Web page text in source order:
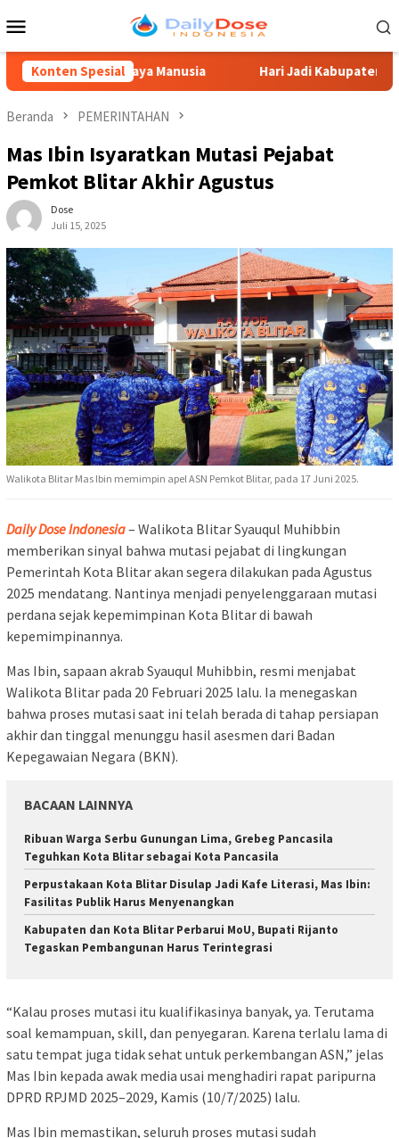
ke
Mobile
Konten Spesial
Daya Manusia Hari Jadi Kabupaten Blitar 702,
Beranda PEMERINTAHAN
Mas Ibin Isyaratkan Mutasi Pejabat
Pemkot Blitar Akhir Agustus
Dose
Juli 15, 2025
Walikota Blitar Mas Ibin memimpin apel ASN Pemkot Blitar, pada 17 Juni 2025.
Daily Dose Indonesia– Walikota Blitar Syauqul Muhibbin
memberikan sinyal bahwa mutasi pejabat di lingkungan
Pemerintah Kota Blitar akan segera dilakukan pada Agustus
2025 mendatang. Nantinya menjadi penyelenggaraan mutasi
perdana sejak kepemimpinan Kota Blitar di bawah
kepemimpinannya.
Mas Ibin, sapaan akrab Syauqul Muhibbin, resmi menjabat
Walikota Blitar pada 20 Februari 2025 lalu. Ia menegaskan
bahwa proses mutasi saat ini telah berada di tahap persiapan
akhir dan tinggal menunggu hasil asesmen dari Badan
Kepegawaian Negara (BKN).
BACAAN LAINNYA
Ribuan Warga Serbu Gunungan Lima, Grebeg Pancasila
Teguhkan Kota Blitar sebagai Kota Pancasila
Perpustakaan Kota Blitar Disulap Jadi Kafe Literasi, Mas Ibin:
Fasilitas Publik Harus Menyenangkan
Kabupaten dan Kota Blitar Perbarui MoU, Bupati Rijanto
Tegaskan Pembangunan Harus Terintegrasi
“Kalau proses mutasi itu kualifikasinya banyak, ya. Terutama
soal kemampuan, skill, dan penyegaran. Karena terlalu lama di
satu tempat juga tidak sehat untuk perkembangan ASN,” jelas
Mas Ibin kepada awak media usai menghadiri rapat paripurna
DPRD RPJMD 2025–2029, Kamis (10/7/2025) lalu.
Mas Ibin memastikan, seluruh proses mutasi sudah